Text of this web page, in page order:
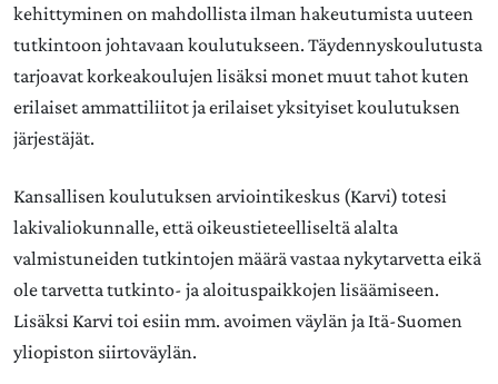
kehittyminen on mahdollista ilman hakeutumista uuteen
tutkintoon johtavaan koulutukseen. Täydennyskoulutusta
tarjoavat korkeakoulujen lisäksi monet muut tahot kuten
erilaiset ammattiliitot ja erilaiset yksityiset koulutuksen
järjestäjät.
Kansallisen koulutuksen arviointikeskus (Karvi) totesi
lakivaliokunnalle, että oikeustieteelliseltä alalta
valmistuneiden tutkintojen määrä vastaa nykytarvetta eikä
ole tarvetta tutkinto- ja aloituspaikkojen lisäämiseen.
Lisäksi Karvi toi esiin mm. avoimen väylän ja Itä-Suomen
yliopiston siirtoväylän.